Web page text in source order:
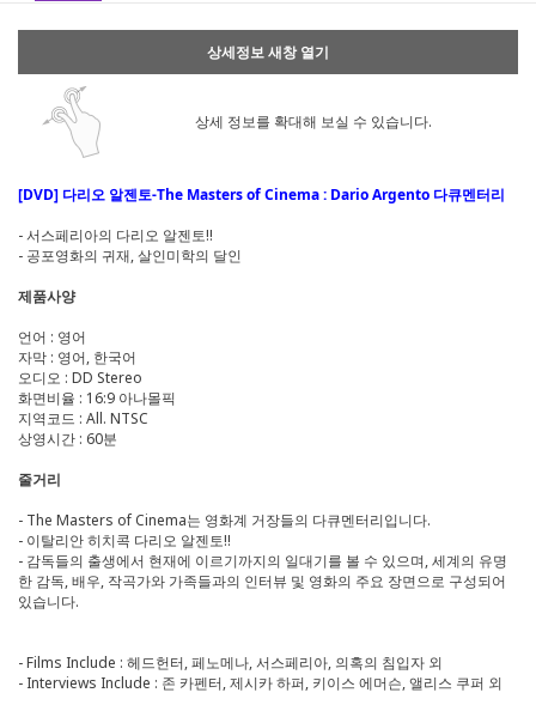
상세정보 새창 열기
상세 정보를 확대해 보실 수 있습니다.
[DVD] 다리오 알젠토-The Masters of Cinema : Dario Argento 다큐멘터리
- 서스페리아의 다리오 알젠토!!
- 공포영화의 귀재, 살인미학의 달인
제품사양
언어 : 영어
자막 : 영어, 한국어
오디오 : DD Stereo
화면비율 : 16:9 아나몰픽
지역코드 : All. NTSC
상영시간 : 60분
줄거리
- The Masters of Cinema는 영화계 거장들의 다큐멘터리입니다.
- 이탈리안 히치콕 다리오 알젠토!!
- 감독들의 출생에서 현재에 이르기까지의 일대기를 볼 수 있으며, 세계의 유명
한 감독, 배우, 작곡가와 가족들과의 인터뷰 및 영화의 주요 장면으로 구성되어
있습니다.
- Films Include : 헤드헌터, 페노메나, 서스페리아, 의혹의 침입자 외
- Interviews Include : 존 카펜터, 제시카 하퍼, 키이스 에머슨, 앨리스 쿠퍼 외